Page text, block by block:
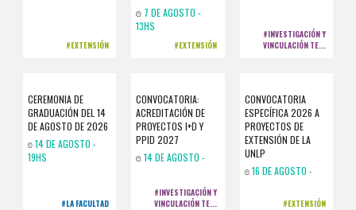
#EXTENSIÓN
7 DE AGOSTO -
13HS
#EXTENSIÓN
#INVESTIGACIÓN Y
VINCULACIÓN TE...
CEREMONIA DE
GRADUACIÓN DEL 14
DE AGOSTO DE 2026
14 DE AGOSTO -
19HS
#LA FACULTAD
CONVOCATORIA:
ACREDITACIÓN DE
PROYECTOS I+D Y
PPID 2027
14 DE AGOSTO -
#INVESTIGACIÓN Y
VINCULACIÓN TE...
CONVOCATORIA
ESPECÍFICA 2026 A
PROYECTOS DE
EXTENSIÓN DE LA
UNLP
16 DE AGOSTO -
#EXTENSIÓN